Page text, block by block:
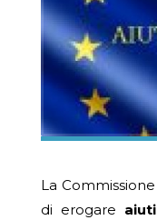
La
di erogare